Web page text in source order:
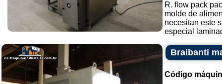
R. flow pack
molde de
necesitan este
especial
Braibanti
Código